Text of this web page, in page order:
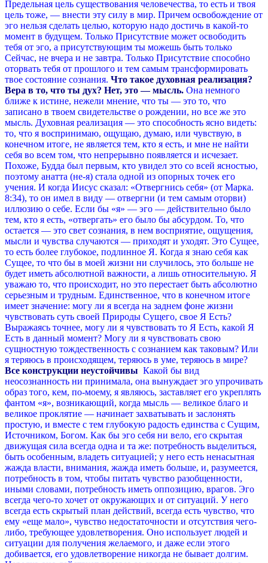
Предельная цель существования человечества, то есть и твоя
цель тоже, — внести эту силу в мир. Причем освобождение от
эго нельзя сделать целью, которую надо достичь в какой-то
момент в будущем. Только Присутствие может освободить
тебя от эго, а присутствующим ты можешь быть только
Сейчас, не вчера и не завтра. Только Присутствие способно
оторвать тебя от прошлого и тем самым трансформировать
твое состояние сознания. Что такое духовная реализация?
Вера в то, что ты дух? Нет, это — мысль. Она немного
ближе к истине, нежели мнение, что ты — это то, что
записано в твоем свидетельстве о рождении, но все же это
мысль. Духовная реализация — это способность ясно видеть:
то, что я воспринимаю, ощущаю, думаю, или чувствую, в
конечном итоге, не является тем, кто я есть, и мне не найти
себя во всем том, что непрерывно появляется и исчезает.
Похоже, Будда был первым, кто увидел это со всей ясностью,
поэтому анатта (не-я) стала одной из опорных точек его
учения. И когда Иисус сказал: «Отвергнись себя» (от Марка.
8:34), то он имел в виду — отвергни (и тем самым оторви)
иллюзию о себе. Если бы «я» — эго — действительно было
тем, кто я есть, «отвергать» его было бы абсурдом. То, что
остается — это свет сознания, в нем восприятие, ощущения,
мысли и чувства случаются — приходят и уходят. Это Сущее,
то есть более глубокое, подлинное Я. Когда я знаю себя как
Сущее, то что бы в моей жизни ни случилось, это больше не
будет иметь абсолютной важности, а лишь относительную. Я
уважаю то, что происходит, но это перестает быть абсолютно
серьезным и трудным. Единственное, что в конечном итоге
имеет значение: могу ли я всегда на заднем фоне жизни
чувствовать суть своей Природы Сущего, свое Я Есть?
Выражаясь точнее, могу ли я чувствовать то Я Есть, какой Я
Есть в данный момент? Могу ли я чувствовать свою
сущностную тождественность с сознанием как таковым? Или
я теряюсь в происходящем, теряюсь в уме, теряюсь в мире?
Все конструкции неустойчивы Какой бы вид
неосознанность ни принимала, она вынуждает эго упрочивать
образ того, кем, по-моему, я являюсь, заставляет его укреплять
фантом «я», возникающий, когда мысль — великое благо и
великое проклятие — начинает захватывать и заслонять
простую, и вместе с тем глубокую радость единства с Сущим,
Источником, Богом. Как бы эго себя ни вело, его скрытая
движущая сила всегда одна и та же: потребность выделиться,
быть особенным, владеть ситуацией; у него есть ненасытная
жажда власти, внимания, жажда иметь больше, и, разумеется,
потребность в том, чтобы питать чувство разобщенности,
иными словами, потребность иметь оппозицию, врагов. Эго
всегда чего-то хочет от окружающих и от ситуаций. У него
всегда есть скрытый план действий, всегда есть чувство, что
ему «еще мало», чувство недостаточности и отсутствия чего-
либо, требующее удовлетворения. Оно использует людей и
ситуации для получения желаемого, и даже если этого
добивается, его удовлетворение никогда не бывает долгим.